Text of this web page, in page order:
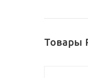
Товары